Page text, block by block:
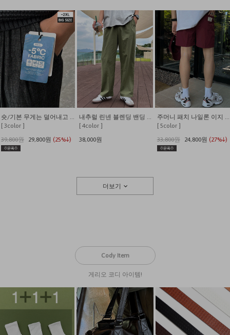
숏/기본 무게는 덜어내고 시원함만 남긴 쿨링 밴딩 데님
[ 3color ]
39,800원
29,800원 (25%↓)
내추럴 린넨 블렌딩 밴딩 와이드 팬츠
[ 4color ]
38,000원
주머니 패치 나일론 이지 밴딩 반바지
[ 5color ]
33,800원
24,800원 (27%↓)
더보기
Cody Item
게리오 코디 아이템!